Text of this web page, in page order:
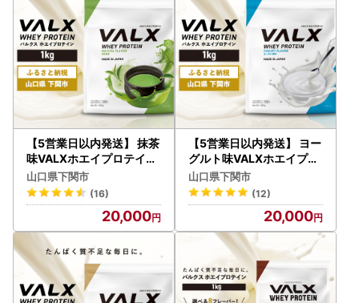
【5営業日以内発送】 抹茶
味VALXホエイプロテイン
1kg プロテイン IY
山口県下関市
(16)
20,000
【5営業日以内発送】 ヨー
グルト味VALXホエイプロ
テイン1kg プロテイン IY
山口県下関市
(12)
20,000